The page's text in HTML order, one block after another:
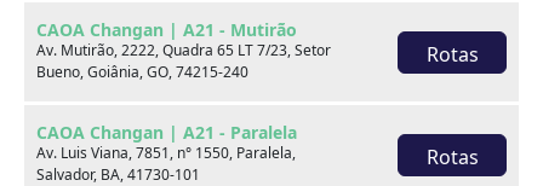
CAOA Changan | A21 - Mutirão
Av. Mutirão, 2222, Quadra 65 LT 7/23, Setor
Bueno, Goiânia, GO, 74215-240
Rotas
CAOA Changan | A21 - Paralela
Av. Luis Viana, 7851, n° 1550, Paralela,
Salvador, BA, 41730-101
Rotas
Seminovos CAOA - Clélia
Por:R$108.990,00